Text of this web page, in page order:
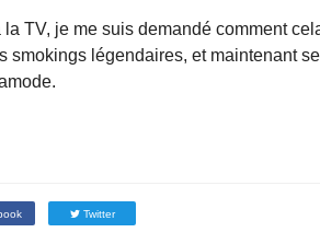
TV, je me suis demandé comment
légendaires, et maintenant
Twitter